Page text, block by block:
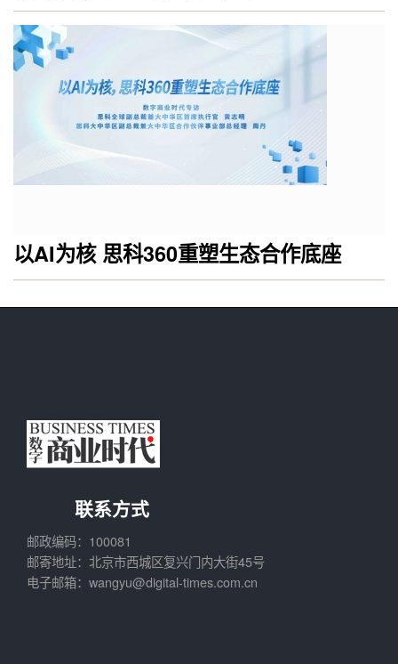
以AI为核 思科360重塑生态合作底座
联系方式
邮政编码：100081
邮寄地址：北京市西城区复兴门内大街45号
电子邮箱：wangyu@digital-times.com.cn